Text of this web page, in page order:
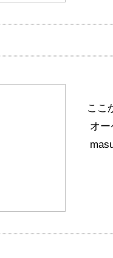
ここ
オ